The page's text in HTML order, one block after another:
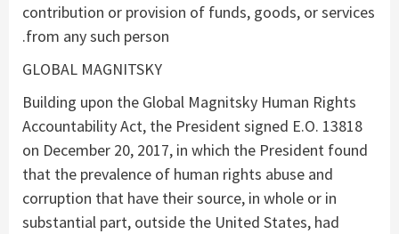
contribution or provision of funds, goods, or services
from any such person.
GLOBAL MAGNITSKY
Building upon the Global Magnitsky Human Rights
Accountability Act, the President signed E.O. 13818
on December 20, 2017, in which the President found
that the prevalence of human rights abuse and
corruption that have their source, in whole or in
substantial part, outside the United States, had